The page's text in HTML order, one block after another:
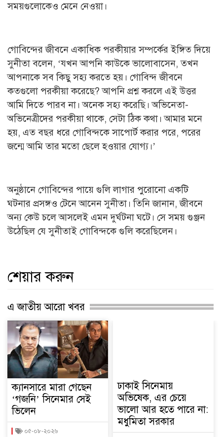
সময়গুলোকেও মেনে নেওয়া।
গোবিন্দের জীবনে একাধিক পরকীয়ার সম্পর্কের ইঙ্গিত দিয়ে
সুনীতা বলেন, ‘যখন আপনি কাউকে ভালোবাসেন, তখন
আপনাকে সব কিছু সহ্য করতে হয়। গোবিন্দ জীবনে
কতগুলো পরকীয়া করেছে? আপনি প্রশ্ন করলে এই উত্তর
আমি দিতে পারব না। অনেক সহ্য করেছি। অভিনেতা-
অভিনেত্রীদের পরকীয়া থাকে, সেটা ঠিক কথা। আমার মনে
হয়, এত বছর ধরে গোবিন্দকে সাপোর্ট করার পরে, পরের
জন্মে আমি তার মতো ছেলে হওয়ার যোগ্য।’
অনুষ্ঠানে গোবিন্দের পায়ে গুলি লাগার পুরোনো একটি
ঘটনার প্রসঙ্গও টেনে আনেন সুনীতা। তিনি জানান, জীবনে
অন্য কেউ চলে আসলেই এমন দুর্ঘটনা ঘটে। সে সময় গুঞ্জন
উঠেছিল যে সুনীতাই গোবিন্দকে গুলি করেছিলেন।
শেয়ার করুন
এ জাতীয় আরো খবর
ক্যানসারে মারা গেছেন
‘গজনি’ সিনেমার সেই
ভিলেন
০৫-০৮-২০২৬
ঢাকাই সিনেমায়
অভিষেক, এর চেয়ে
ভালো আর হতে পারে না:
মধুমিতা সরকার